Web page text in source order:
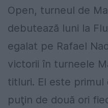
Open, turneul de
debutează luni la
egalat pe Rafael
victorii în turneele
titluri. El este primul
puţin de două ori